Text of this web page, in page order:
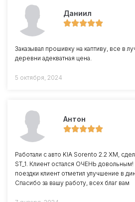
Даниил
Заказывал прошивку на каптиву, все в
деревни адекватная цена.
5 октября, 2024
Антон
Работали с авто KIA Sorento 2.2 XM,
ST_1. Клиент остался ОЧЕНЬ
поездки клиент отметил улучшение в
Спасибо за вашу работу, всех благ вам